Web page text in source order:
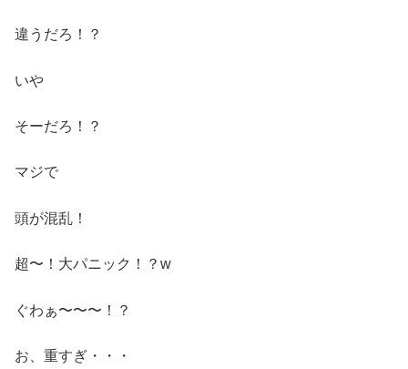
違うだろ！？
いや
そーだろ！？
マジで
頭が混乱！
超〜！大パニック！？w
ぐわぁ〜〜〜！？
お、重すぎ・・・